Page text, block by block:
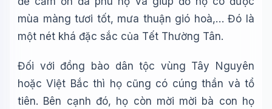
mùa màng tươi tốt, mưa thuận gió hoà,… Đó là
một nét khá đặc sắc của Tết Thường Tân.
Đối với đồng bào dân tộc vùng Tây Nguyên
hoặc Việt Bắc thì họ cũng có cúng thần và tổ
tiên. Bên cạnh đó, họ còn mời mời bà con họ